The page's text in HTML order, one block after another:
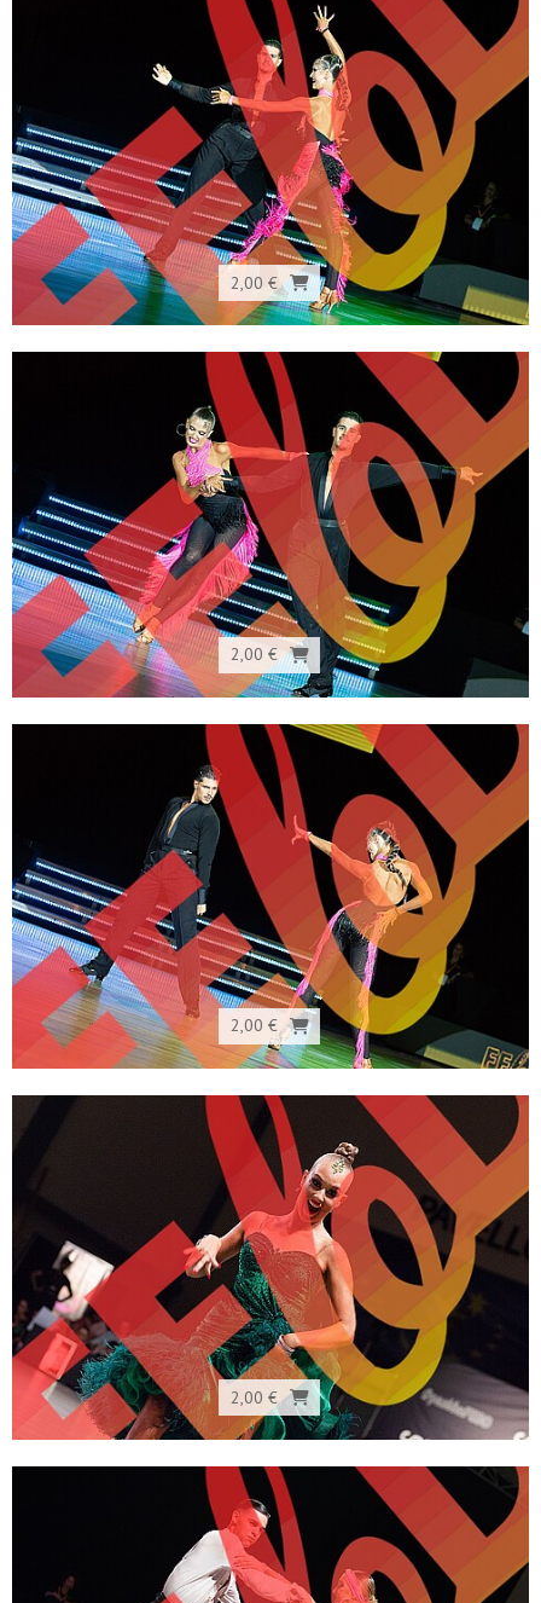
2,00 €
2,00 €
2,00 €
2,00 €